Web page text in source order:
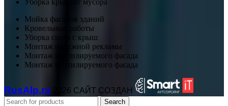
Мойка фасадов зданий
Кровельные работы
Уборка снега с крыш
Монтаж наружной рекламы
Монтаж вентилируемого фасада
Монтаж вентилируемого фасада
RusAlp.ru 2026 САЙТ СОЗДАН
Search